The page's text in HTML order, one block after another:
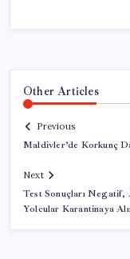
Other Articles
Previous
Maldivler’de Korkunç
Next
Test Sonuçları Negatif,
Yolcular Karantinaya